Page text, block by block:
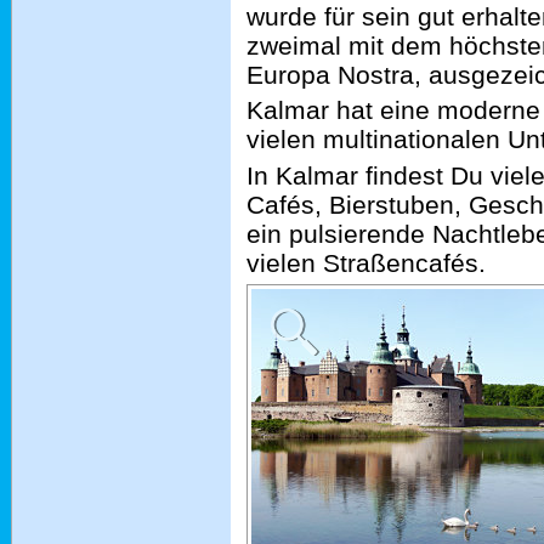
wurde für sein gut
zweimal mit dem
Europa Nostra,
Kalmar hat eine
vielen multinationalen
In Kalmar findest Du
Cafés, Bierstuben,
ein pulsierende
vielen Straßencafés.